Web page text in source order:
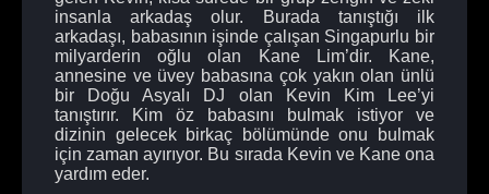
insanla arkadaş olur. Burada tanıştığı ilk
arkadaşı, babasının işinde çalışan Singapurlu bir
milyarderin oğlu olan Kane Lim’dir. Kane,
annesine ve üvey babasına çok yakın olan ünlü
bir Doğu Asyalı DJ olan Kevin Kim Lee’yi
tanıştırır. Kim öz babasını bulmak istiyor ve
dizinin gelecek birkaç bölümünde onu bulmak
için zaman ayırıyor. Bu sırada Kevin ve Kane ona
yardım eder.